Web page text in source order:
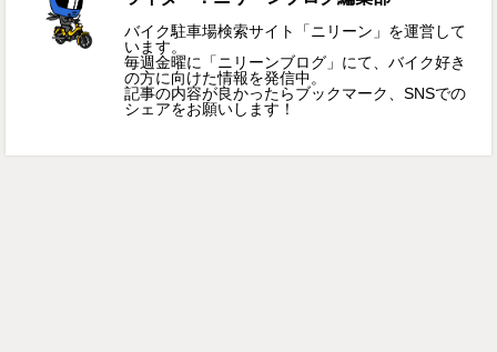
バイク駐車場検索サイト「ニリーン」を運営して
います。
毎週金曜に「ニリーンブログ」にて、バイク好き
の方に向けた情報を発信中。
記事の内容が良かったらブックマーク、SNSでの
シェアをお願いします！